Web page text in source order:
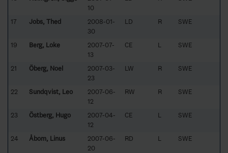
10
17 Jobs, Thed
2008-01-
30
LD R SWE
19 Berg, Loke
2007-07-
13
CE L SWE
21 Öberg, Noel
2007-03-
23
LW R SWE
22 Sundqvist, Leo
2007-06-
12
RW R SWE
23 Östberg, Hugo
2007-04-
12
CE L SWE
24 Åbom, Linus
2007-06-
20
RD L SWE